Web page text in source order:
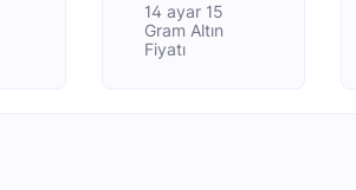
14 ayar 15
Gram Altın
Fiyatı